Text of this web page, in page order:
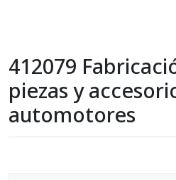
412079
piezas y
automotores